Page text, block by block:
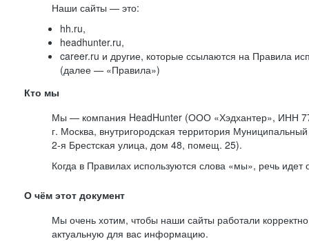
Наши сайты — это:
hh.ru,
headhunter.ru,
career.ru и другие, которые ссылаются на Правила
(далее — «Правила»)
Кто мы
Мы — компания HeadHunter (ООО «Хэдхантер», ИНН
г. Москва, внутригородская территория Муниципальный
2-я Брестская улица, дом 48, помещ. 25).
Когда в Правилах используются слова «мы», речь
О чём этот документ
Мы очень хотим, чтобы наши сайты работали
актуальную для вас информацию.